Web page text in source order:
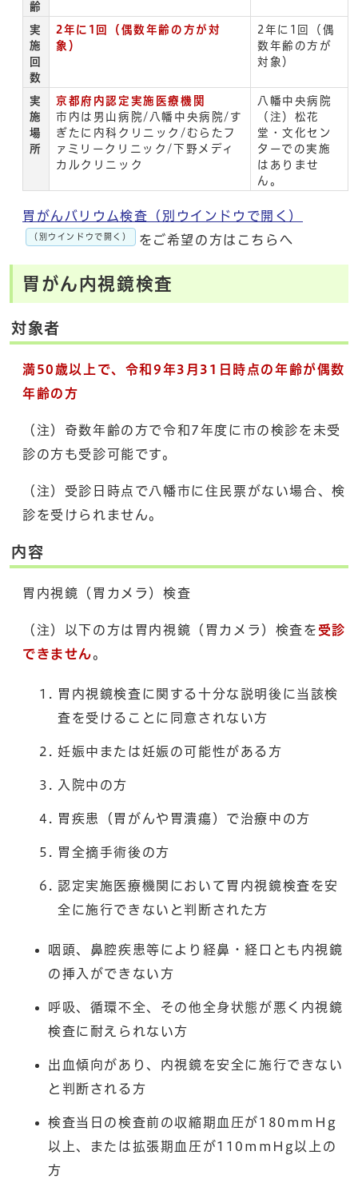
齢
実
施
回
数
2年に1回（偶数年齢の方が対
象）
2年に1回（偶
数年齢の方が
対象）
実
施
場
所
京都府内認定実施医療機関
市内は男山病院/八幡中央病院/す
ぎたに内科クリニック/むらたフ
ァミリークリニック/下野メディ
カルクリニック
八幡中央病院
（注）松花
堂・文化セン
ターでの実施
はありませ
ん。
胃がんバリウム検査（別ウインドウで開く）
（別ウインドウで開く） をご希望の方はこちらへ
胃がん内視鏡検査
対象者
満50歳以上で、令和9年3月31日時点の年齢が偶数
年齢の方
（注）奇数年齢の方で令和7年度に市の検診を未受
診の方も受診可能です。
（注）受診日時点で八幡市に住民票がない場合、検
診を受けられません。
内容
胃内視鏡（胃カメラ）検査
（注）以下の方は胃内視鏡（胃カメラ）検査を 受診
できません。
胃内視鏡検査に関する十分な説明後に当該検
査を受けることに同意されない方
妊娠中または妊娠の可能性がある方
入院中の方
胃疾患（胃がんや胃潰瘍）で治療中の方
胃全摘手術後の方
認定実施医療機関において胃内視鏡検査を安
全に施行できないと判断された方
咽頭、鼻腔疾患等により経鼻・経口とも内視鏡
の挿入ができない方
呼吸、循環不全、その他全身状態が悪く内視鏡
検査に耐えられない方
出血傾向があり、内視鏡を安全に施行できない
と判断される方
検査当日の検査前の収縮期血圧が180mmHg
以上、または拡張期血圧が110mmHg以上の
方